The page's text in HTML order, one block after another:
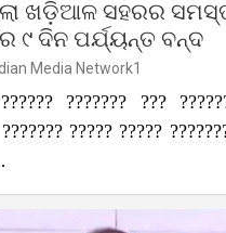
ଖଡ଼ିଆଳ ସହରର
୯ ଦିନ ପର୍ଯ୍ୟନ୍ତ ବନ୍ଦ
Media Network1
??????? ???
????? ?????